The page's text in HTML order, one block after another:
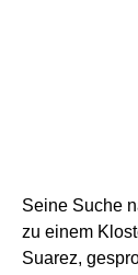
Seine Suche
zu einem
Suarez,